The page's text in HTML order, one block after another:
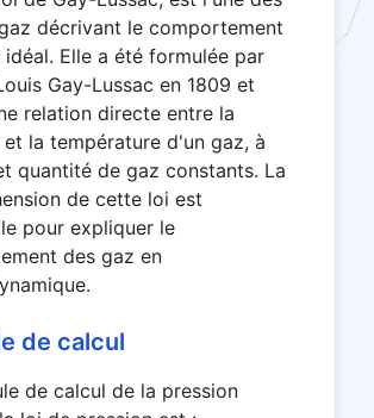
décrivant le comportement
Elle a été formulée par
Gay-Lussac en 1809 et
relation directe entre la
et la température d'un gaz, à
quantité de gaz constants. La
de cette loi est
pour expliquer le
des gaz en
de calcul
de calcul de la pression